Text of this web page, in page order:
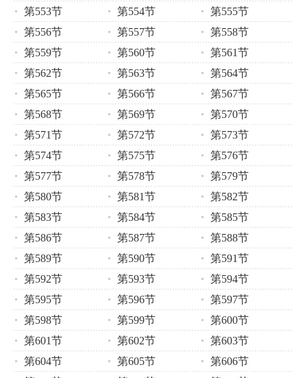
第553节
第554节
第555节
第556节
第557节
第558节
第559节
第560节
第561节
第562节
第563节
第564节
第565节
第566节
第567节
第568节
第569节
第570节
第571节
第572节
第573节
第574节
第575节
第576节
第577节
第578节
第579节
第580节
第581节
第582节
第583节
第584节
第585节
第586节
第587节
第588节
第589节
第590节
第591节
第592节
第593节
第594节
第595节
第596节
第597节
第598节
第599节
第600节
第601节
第602节
第603节
第604节
第605节
第606节